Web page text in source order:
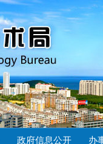
政府信息公开 办